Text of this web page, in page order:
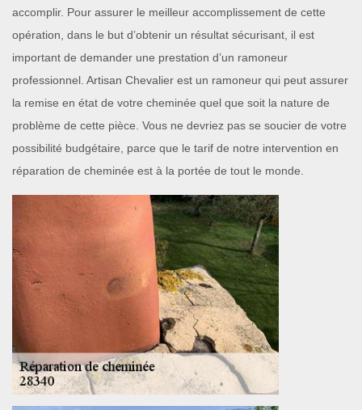
accomplir. Pour assurer le meilleur accomplissement de cette
opération, dans le but d’obtenir un résultat sécurisant, il est
important de demander une prestation d’un ramoneur
professionnel. Artisan Chevalier est un ramoneur qui peut assurer
la remise en état de votre cheminée quel que soit la nature de
problème de cette pièce. Vous ne devriez pas se soucier de votre
possibilité budgétaire, parce que le tarif de notre intervention en
réparation de cheminée est à la portée de tout le monde.